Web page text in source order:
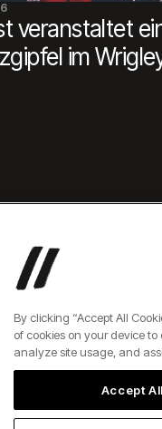
veranstaltet
im
By clicking “Accept All
of cookies on your device
analyze site usage, and
Accept